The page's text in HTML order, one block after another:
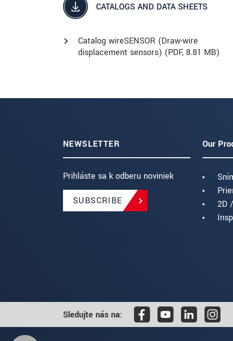
CATALOGS AND DATA SHEETS
Catalog wireSENSOR (Draw-wire
displacement sensors) (PDF, 8.81 MB)
NEWSLETTER
Prihláste sa k odberu noviniek
SUBSCRIBE
Our
2D
Sledujte nás na: